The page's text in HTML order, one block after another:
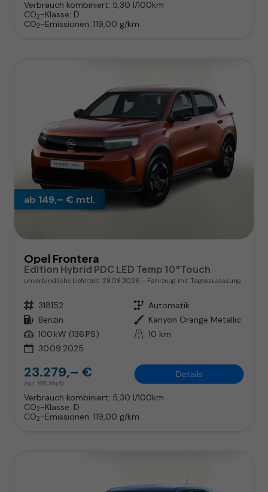
Verbrauch kombiniert: 5,30 l/100km
CO2-Klasse: D
CO2-Emissionen: 119,00 g/km
ab 149,– € mtl.
Opel Frontera
Edition Hybrid PDC LED Temp 10"Touch
unverbindliche Lieferzeit: 28.08.2026 Fahrzeug mit Tageszulassung
Fahrzeugnr. 318152 Getriebe Automatik
Kraftstoff Benzin Außenfarbe Kanyon Orange Metallic
Leistung 100 kW (136 PS) Kilometerstand 10 km
30.09.2025
23.279,– €
incl. 19% MwSt.
Details
Verbrauch kombiniert: 5,30 l/100km
CO2-Klasse: D
CO2-Emissionen: 119,00 g/km